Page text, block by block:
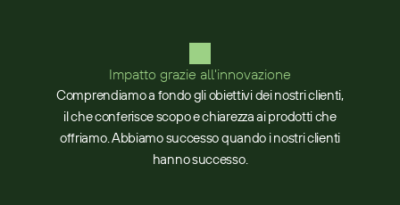
Impatto grazie all'innovazione
Comprendiamo a fondo gli obiettivi dei nostri clienti,
il che conferisce scopo e chiarezza ai prodotti che
offriamo. Abbiamo successo quando i nostri clienti
hanno successo.